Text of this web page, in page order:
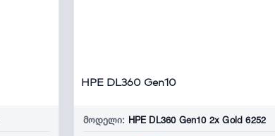
HPE DL360 Gen10
მოდელი: HPE DL360 Gen10 2x Gold 6252